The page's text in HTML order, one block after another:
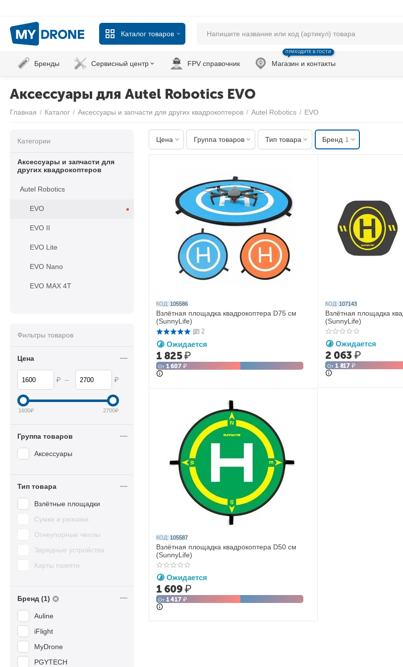
Каталог товаров
Бренды Сервисный центр FPV справочник Магазин и контакты
ПРИХОДИТЕ В ГОСТИ
Аксессуары для Autel Robotics EVO
Главная / Каталог / Аксессуары и запчасти для других квадрокоптеров / Autel Robotics / EVO
Цена Группа товаров Тип товара Бренд 1
КОД: 105586
Взлётная площадка квадрокоптера D75 см
(SunnyLife)
2
Ожидается
1 825₽
От 1 607 ₽
КОД: 107143
Взлётная площадка
(SunnyLife)
Ожидается
2 063₽
От1 817 ₽
КОД: 105587
Взлётная площадка квадрокоптера D50 см
(SunnyLife)
Ожидается
1 609₽
От 1 417 ₽
Категории
Аксессуары и запчасти для
других квадрокоптеров
Autel Robotics
EVO
EVO II
EVO Lite
EVO Nano
EVO MAX 4T
Фильтры товаров
Цена
₽ – ₽
1600₽ 2700₽
Группа товаров
Аксессуары
Тип товара
Взлётные площадки
Сумки и рюкзаки
Огнеупорные чехлы
Зарядные устройства
Карты памяти
Бренд (1)
Auline
iFlight
MyDrone
PGYTECH